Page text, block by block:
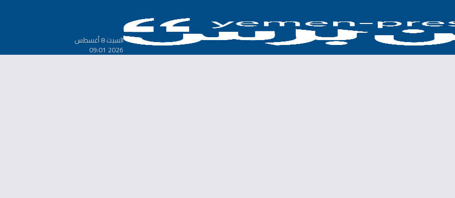
السبت 8 أغسطس
2026 09:01